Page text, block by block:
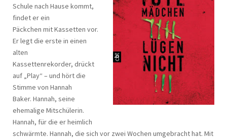
Schule nach Hause kommt,
findet er ein
Päckchen mit Kassetten vor.
Er legt die erste in einen
alten
Kassettenrekorder, drückt
auf „Play“ – und hört die
Stimme von Hannah
Baker. Hannah, seine
ehemalige Mitschülerin.
Hannah, für die er heimlich
schwärmte. Hannah, die sich vor zwei Wochen umgebracht hat. Mit